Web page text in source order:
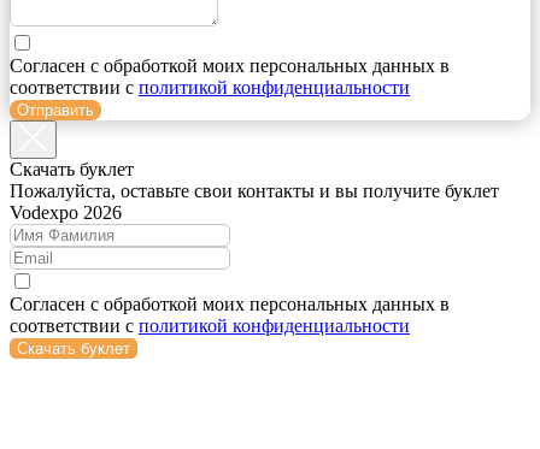
Согласен с обработкой моих персональных данных в
соответствии с политикой конфиденциальности
Отправить
Cкачать буклет
Пожалуйста, оставьте свои контакты и вы получите буклет
Vodexpo 2026
Согласен с обработкой моих персональных данных в
соответствии с политикой конфиденциальности
Скачать буклет